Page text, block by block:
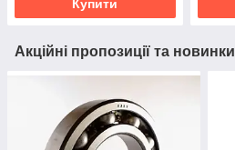
Купити
Акційні пропозиції та новинки